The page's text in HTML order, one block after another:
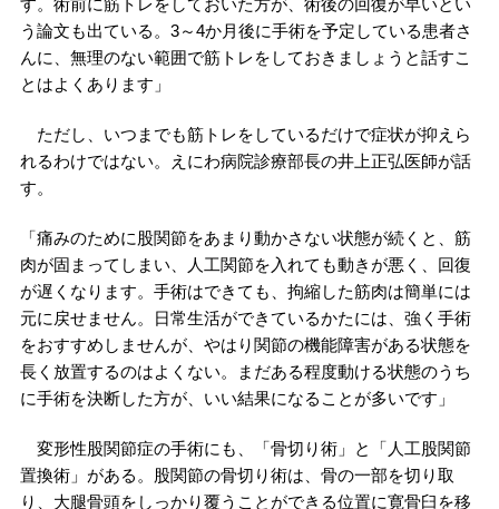
う論文も出ている。3～4か月後に手術を予定している患者さ
んに、無理のない範囲で筋トレをしておきましょうと話すこ
とはよくあります」
ただし、いつまでも筋トレをしているだけで症状が抑えら
れるわけではない。えにわ病院診療部長の井上正弘医師が話
す。
「痛みのために股関節をあまり動かさない状態が続くと、筋
肉が固まってしまい、人工関節を入れても動きが悪く、回復
が遅くなります。手術はできても、拘縮した筋肉は簡単には
元に戻せません。日常生活ができているかたには、強く手術
をおすすめしませんが、やはり関節の機能障害がある状態を
長く放置するのはよくない。まだある程度動ける状態のうち
に手術を決断した方が、いい結果になることが多いです」
変形性股関節症の手術にも、「骨切り術」と「人工股関節
置換術」がある。股関節の骨切り術は、骨の一部を切り取
り、大腿骨頭をしっかり覆うことができる位置に寛骨臼を移